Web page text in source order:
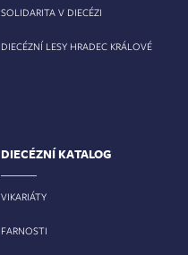
SOLIDARITA V DIECÉZI
DIECÉZNÍ LESY HRADEC KRÁLOVÉ
DIECÉZNÍ KATALOG
VIKARIÁTY
FARNOSTI